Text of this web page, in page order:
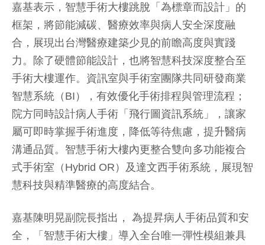
嘉基表示，智慧手術大樓跳脫「為標章而設計」的
框架，將節能減碳、醫療效率與病人安全深度融
合，展現出台灣醫療建築少見的前瞻高度與實踐
力。除了硬體節能設計，也將智慧科技深度整合至
手術大樓運作。資訊室與手術室團隊共同研發商業
智慧系統（BI），有效優化手術排程與管理流程；
院方同時設計病人手術「飛行圖資訊系統」，讓家
屬可即時掌握手術進度，降低等待焦慮，提升醫病
溝通品質。智慧手術大樓內更整合雙向多功能複合
式手術室（Hybrid OR）及達文西手術系統，展現智
慧科技與精準醫療的高度結合。
嘉基陳明晃副院長指出， 為提昇病人手術品質和安
全，「智慧手術大樓」導入全台唯一彈性模組兼具